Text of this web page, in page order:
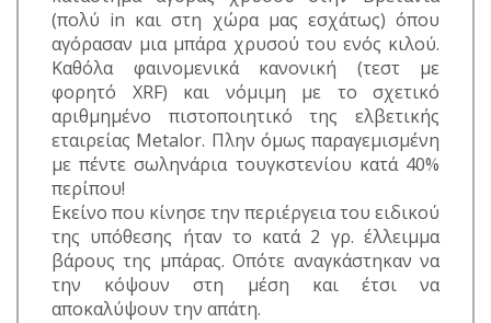
(πολύ in και στη χώρα μας εσχάτως) όπου
αγόρασαν μια μπάρα χρυσού του ενός κιλού.
Καθόλα φαινομενικά κανονική (τεστ με
φορητό XRF) και νόμιμη με το σχετικό
αριθμημένο πιστοποιητικό της ελβετικής
εταιρείας Metalor. Πλην όμως παραγεμισμένη
με πέντε σωληνάρια τουγκστενίου κατά 40%
περίπου!
Εκείνο που κίνησε την περιέργεια του ειδικού
της υπόθεσης ήταν το κατά 2 γρ. έλλειμμα
βάρους της μπάρας. Οπότε αναγκάστηκαν να
την κόψουν στη μέση και έτσι να
αποκαλύψουν την απάτη.